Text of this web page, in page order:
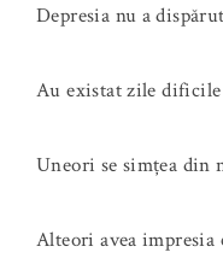
Depresia nu a
Au existat zile dificile
Uneori se simțea din
Alteori avea impresia